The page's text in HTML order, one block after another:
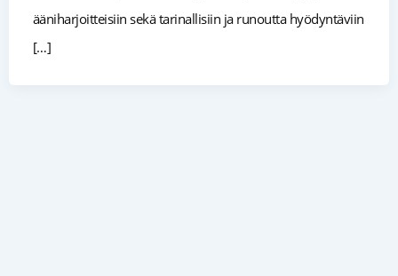
ääniharjoitteisiin sekä tarinallisiin ja runoutta hyödyntäviin
[…]